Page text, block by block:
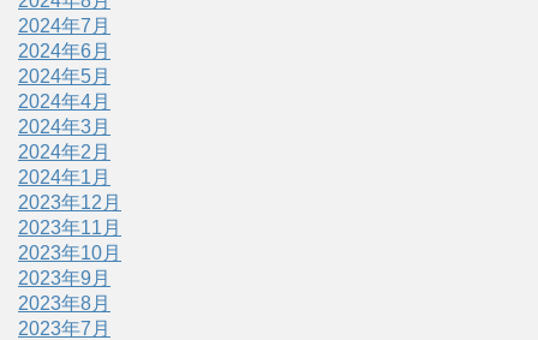
2024年7月
2024年6月
2024年5月
2024年4月
2024年3月
2024年2月
2024年1月
2023年12月
2023年11月
2023年10月
2023年9月
2023年8月
2023年7月